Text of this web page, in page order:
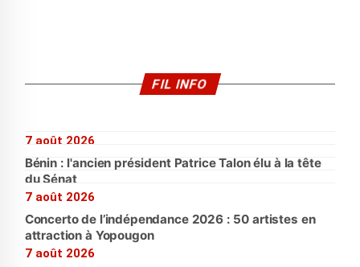
FIL INFO
7 août 2026
Bénin : l'ancien président Patrice Talon élu à la tête
du Sénat
7 août 2026
Concerto de l’indépendance 2026 : 50 artistes en
attraction à Yopougon
7 août 2026